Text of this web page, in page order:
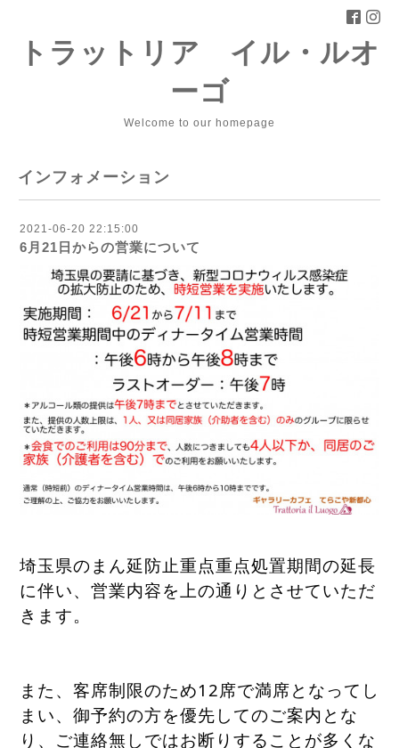
トラットリア イル・ルオ
ーゴ
Welcome to our homepage
インフォメーション
2021-06-20 22:15:00
6月21日からの営業について
埼玉県のまん延防止重点重点処置期間の延長
に伴い、営業内容を上の通りとさせていただ
きます。
また、客席制限のため12席で満席となってし
まい、御予約の方を優先してのご案内とな
り、ご連絡無しではお断りすることが多くな